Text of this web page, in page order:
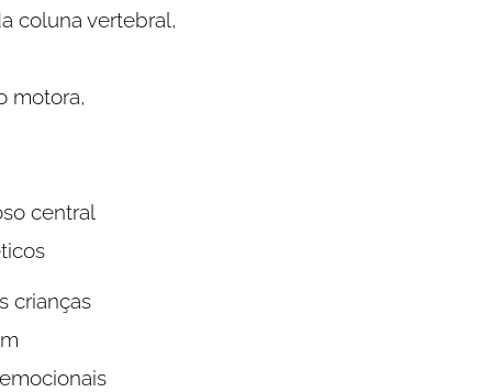
coluna vertebral,
motora,
central
crianças